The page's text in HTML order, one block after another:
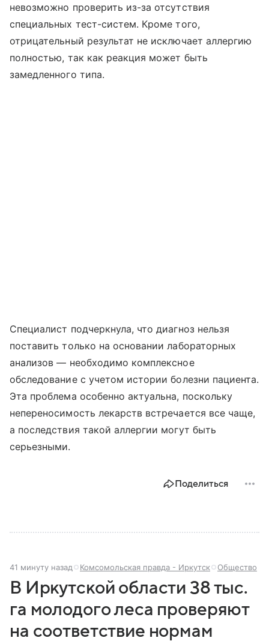
невозможно проверить из-за отсутствия
специальных тест-систем. Кроме того,
отрицательный результат не исключает аллергию
полностью, так как реакция может быть
замедленного типа.
Специалист подчеркнула, что диагноз нельзя
поставить только на основании лабораторных
анализов — необходимо комплексное
обследование с учетом истории болезни пациента.
Эта проблема особенно актуальна, поскольку
непереносимость лекарств встречается все чаще,
а последствия такой аллергии могут быть
серьезными.
Поделиться
41 минуту назад Комсомольская правда - Иркутск Общество
В Иркутской области 38 тыс.
га молодого леса проверяют
на соответствие нормам